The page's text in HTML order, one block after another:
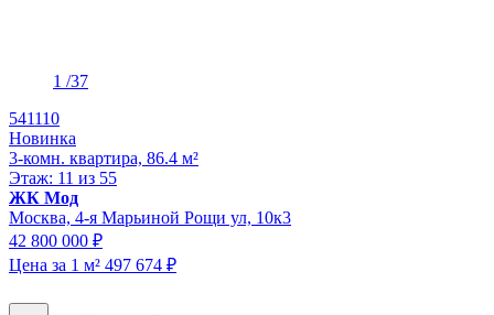
1 /37
541110
Новинка
3-комн. квартира, 86.4 м²
Этаж: 11 из 55
ЖК Мод
Москва, 4-я Марьиной Рощи ул, 10к3
42 800 000 ₽
Цена за 1 м² 497 674 ₽